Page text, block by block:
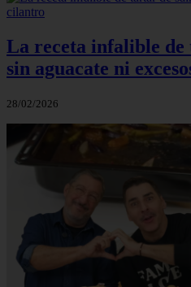
La receta infalible de
sin aguacate ni
28/02/2026